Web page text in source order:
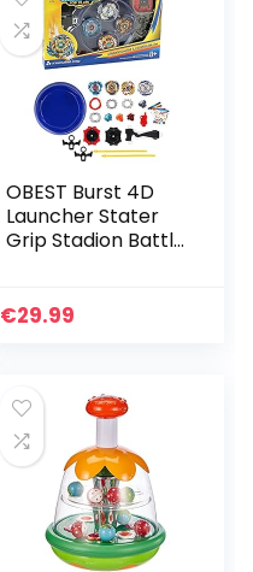
OBEST Burst 4D
Launcher Stater
Grip Stadion Battle
Klassieke
€29.99